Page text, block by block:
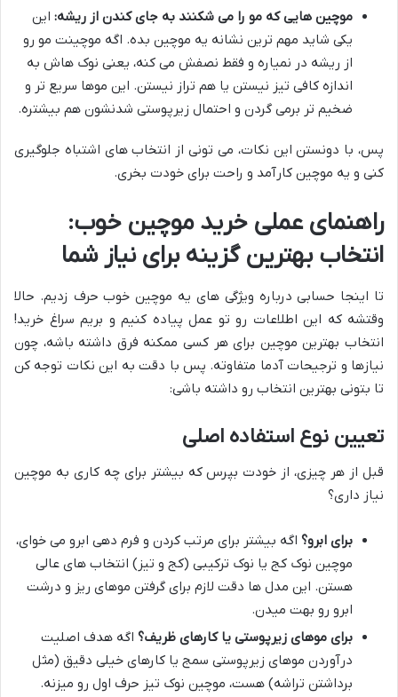
موچین هایی که مو را می شکنند به جای کندن از ریشه: این
یکی شاید مهم ترین نشانه یه موچین بده. اگه موچینت مو رو
از ریشه در نمیاره و فقط نصفش می کنه، یعنی نوک هاش به
اندازه کافی تیز نیستن یا هم تراز نیستن. این موها سریع تر و
ضخیم تر برمی گردن و احتمال زیرپوستی شدنشون هم بیشتره.
پس، با دونستن این نکات، می تونی از انتخاب های اشتباه جلوگیری
کنی و یه موچین کارآمد و راحت برای خودت بخری.
راهنمای عملی خرید موچین خوب:
انتخاب بهترین گزینه برای نیاز شما
تا اینجا حسابی درباره ویژگی های یه موچین خوب حرف زدیم. حالا
وقتشه که این اطلاعات رو تو عمل پیاده کنیم و بریم سراغ خرید!
انتخاب بهترین موچین برای هر کسی ممکنه فرق داشته باشه، چون
نیازها و ترجیحات آدما متفاوته. پس با دقت به این نکات توجه کن
تا بتونی بهترین انتخاب رو داشته باشی:
تعیین نوع استفاده اصلی
قبل از هر چیزی، از خودت بپرس که بیشتر برای چه کاری به موچین
نیاز داری؟
برای ابرو؟ اگه بیشتر برای مرتب کردن و فرم دهی ابرو می خوای،
موچین نوک کج یا نوک ترکیبی (کج و تیز) انتخاب های عالی
هستن. این مدل ها دقت لازم برای گرفتن موهای ریز و درشت
ابرو رو بهت میدن.
برای موهای زیرپوستی یا کارهای ظریف؟ اگه هدف اصلیت
درآوردن موهای زیرپوستی سمج یا کارهای خیلی دقیق (مثل
برداشتن تراشه) هست، موچین نوک تیز حرف اول رو میزنه.